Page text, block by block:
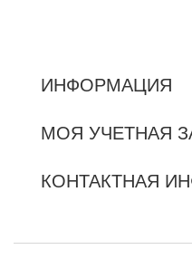
ИНФОРМАЦИЯ
МОЯ УЧЕТНАЯ
КОНТАКТНАЯ